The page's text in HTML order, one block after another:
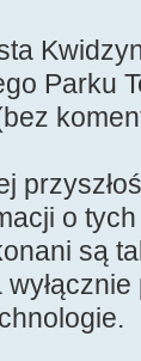
Parku
o
są